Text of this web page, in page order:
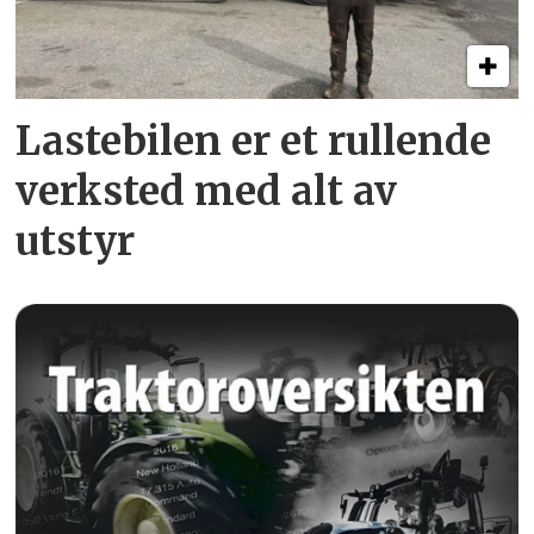
Lastebilen er et rullende
verksted med alt av
utstyr